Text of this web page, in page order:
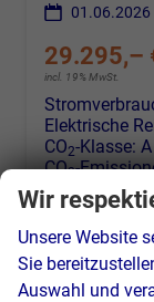
01.06.2026
29.295,–
incl. 19% MwSt.
Elektrische
CO2-Klasse: A
CO2-
Wir
Unsere Website
Sie
Auswahl und